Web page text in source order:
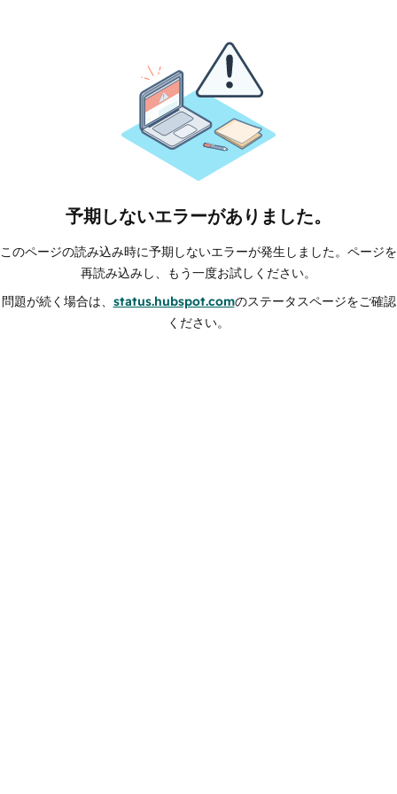
予期しないエラーがありました。
このページの読み込み時に予期しないエラーが発生しました。ページを
再読み込みし、もう一度お試しください。
問題が続く場合は、 status.hubspot.comのステータスページをご確認
ください。